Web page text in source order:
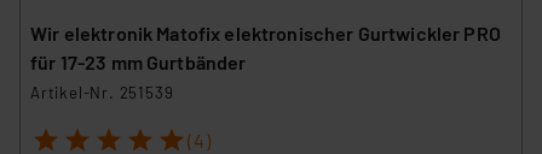
Wir elektronik Matofix elektronischer Gurtwickler PRO
für 17-23 mm Gurtbänder
Artikel-Nr. 251539
1 2 3 4 5 (4)